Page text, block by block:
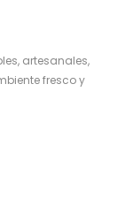
artesanales,
fresco y